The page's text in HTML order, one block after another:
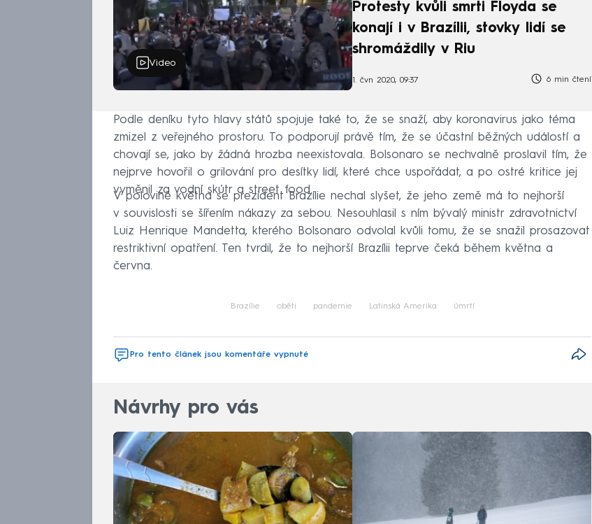
Video
Protesty kvůli smrti Floyda se
konají i v Brazílii, stovky lidí se
shromáždily v Riu
1. čvn 2020, 09:37 6 min čtení
Podle deníku tyto hlavy států spojuje také to, že se snaží, aby koronavirus jako téma
zmizel z veřejného prostoru. To podporují právě tím, že se účastní běžných událostí a
chovají se, jako by žádná hrozba neexistovala. Bolsonaro se nechvalně proslavil tím, že
nejprve hovořil o grilování pro desítky lidí, které chce uspořádat, a po ostré kritice jej
vyměnil za vodní skútr a street food.
V polovině května se prezident Brazílie nechal slyšet, že jeho země má to nejhorší
v souvislosti se šířením nákazy za sebou. Nesouhlasil s ním bývalý ministr zdravotnictví
Luiz Henrique Mandetta, kterého Bolsonaro odvolal kvůli tomu, že se snažil prosazovat
restriktivní opatření. Ten tvrdil, že to nejhorší Brazílii teprve čeká během května a
června.
Brazílie oběti pandemie Latinská Amerika úmrtí
Pro tento článek jsou komentáře vypnuté
Návrhy pro vás